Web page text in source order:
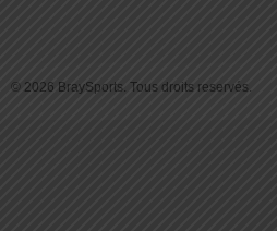
© 2026 BraySports. Tous droits reservés.